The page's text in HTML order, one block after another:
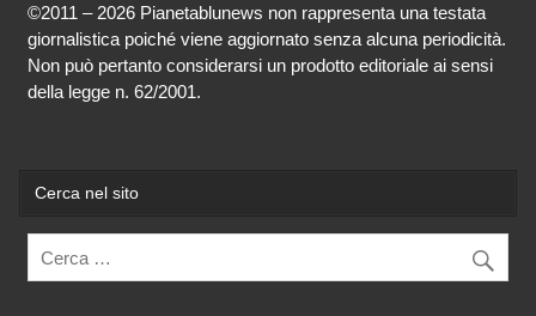
©2011 – 2026 Pianetablunews non rappresenta una testata
giornalistica poiché viene aggiornato senza alcuna periodicità.
Non può pertanto considerarsi un prodotto editoriale ai sensi
della legge n. 62/2001.
Cerca nel sito